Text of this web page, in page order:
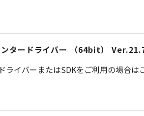
タードライバー （64bit）
ライバーまたはSDKをご利用の場合は